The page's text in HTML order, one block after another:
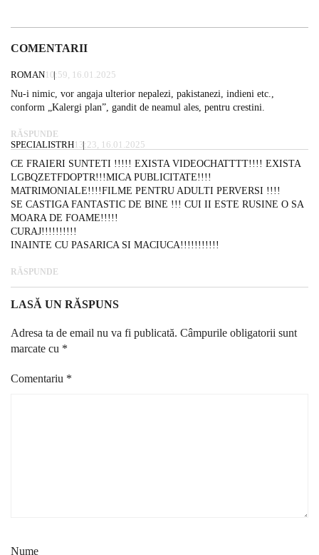
COMENTARII
ROMAN10:59, 16.01.2025
Nu-i nimic, vor angaja ulterior nepalezi, pakistanezi, indieni etc.,
conform „Kalergi plan”, gandit de neamul ales, pentru crestini.
RĂSPUNDE
SPECIALISTRH13:23, 16.01.2025
CE FRAIERI SUNTETI !!!!! EXISTA VIDEOCHATTTT!!!! EXISTA
LGBQZETFDOPTR!!!MICA PUBLICITATE!!!!
MATRIMONIALE!!!!FILME PENTRU ADULTI PERVERSI !!!!
SE CASTIGA FANTASTIC DE BINE !!! CUI II ESTE RUSINE O SA
MOARA DE FOAME!!!!!
CURAJ!!!!!!!!!!
INAINTE CU PASARICA SI MACIUCA!!!!!!!!!!!
RĂSPUNDE
LASĂ UN RĂSPUNS
Adresa ta de email nu va fi publicată. Câmpurile obligatorii sunt
marcate cu *
Comentariu *
Nume